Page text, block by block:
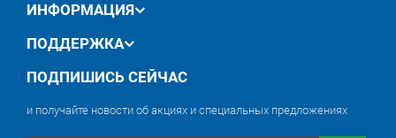
ИНФОРМАЦИЯ
ПОДДЕРЖКА
ПОДПИШИСЬ СЕЙЧАС
и получайте новости об акциях и специальных предложениях